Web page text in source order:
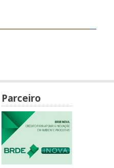
Parceiro